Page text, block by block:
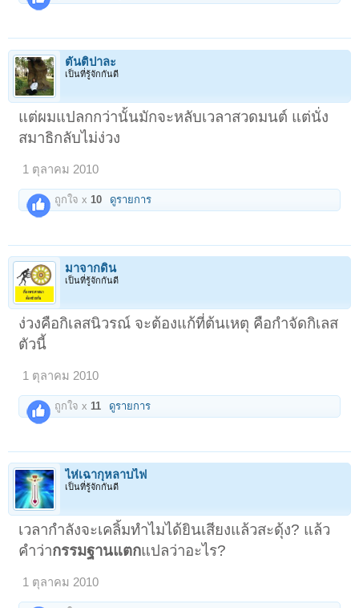
ตันติปาละ
เป็นที่รู้จักกันดี
แต่ผมแปลกกว่านั้นมักจะหลับเวลาสวดมนต์ แต่นั่ง
สมาธิกลับไม่ง่วง
1 ตุลาคม 2010
ถูกใจ x 10 ดูรายการ
มาจากดิน
เป็นที่รู้จักกันดี
ง่วงคือกิเลสนิวรณ์ จะต้องแก้ที่ต้นเหตุ คือกำจัดกิเลส
ตัวนี้
1 ตุลาคม 2010
ถูกใจ x 11 ดูรายการ
ไห่เฉากุหลาบไฟ
เป็นที่รู้จักกันดี
เวลากำลังจะเคลิ้มทำไมได้ยินเสียงแล้วสะดุ้ง? แล้ว
คำว่ากรรมฐานแตกแปลว่าอะไร?
1 ตุลาคม 2010